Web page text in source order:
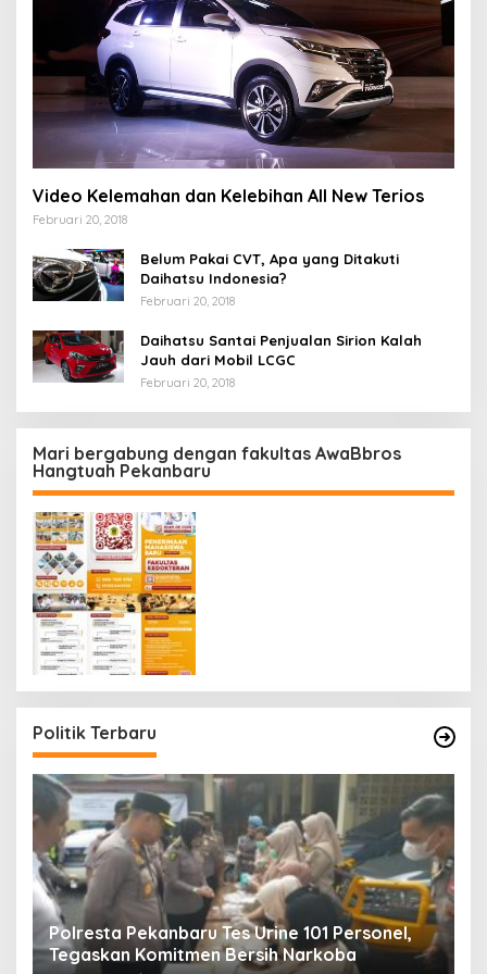
Video Kelemahan dan Kelebihan All New Terios
Februari 20, 2018
Belum Pakai CVT, Apa yang Ditakuti
Daihatsu Indonesia?
Februari 20, 2018
Daihatsu Santai Penjualan Sirion Kalah
Jauh dari Mobil LCGC
Februari 20, 2018
Mari bergabung dengan fakultas AwaBbros
Hangtuah Pekanbaru
Politik Terbaru
Polresta Pekanbaru Tes Urine 101 Personel,
Tegaskan Komitmen Bersih Narkoba